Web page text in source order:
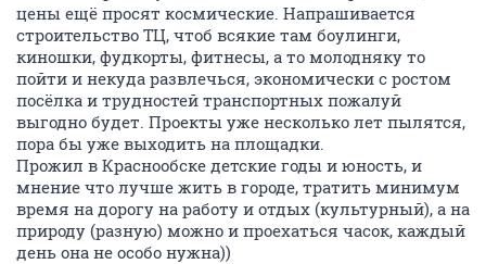
цены ещё просят космические. Напрашивается
строительство ТЦ, чтоб всякие там боулинги,
киношки, фудкорты, фитнесы, а то молодняку то
пойти и некуда развлечься, экономически с ростом
посёлка и трудностей транспортных пожалуй
выгодно будет. Проекты уже несколько лет пылятся,
пора бы уже выходить на площадки.
Прожил в Краснообске детские годы и юность, и
мнение что лучше жить в городе, тратить минимум
время на дорогу на работу и отдых (культурный), а на
природу (разную) можно и проехаться часок, каждый
день она не особо нужна))